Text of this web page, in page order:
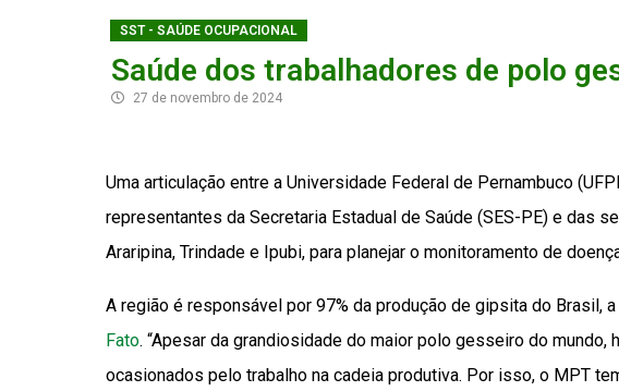
SST - SAÚDE OCUPACIONAL
Saúde dos trabalhadores de polo
27 de novembro de 2024
Uma articulação entre a Universidade Federal de Pernambuco
representantes da Secretaria Estadual de Saúde (SES-PE) e das
Araripina, Trindade e Ipubi, para planejar o monitoramento de
A região é responsável por 97% da produção de gipsita do Brasil,
Fato. “Apesar da grandiosidade do maior polo gesseiro do
ocasionados pelo trabalho na cadeia produtiva. Por isso, o MPT